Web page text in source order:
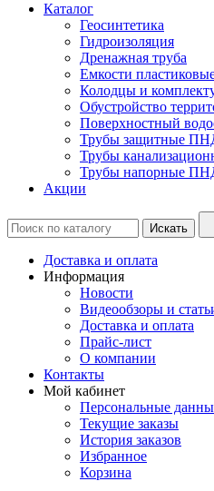
Каталог
Геосинтетика
Гидроизоляция
Дренажная труба
Емкости
Колодцы и
Обустройство
Поверхностный
Трубы защитные
Трубы
Трубы напорные
Акции
Доставка и оплата
Информация
Новости
Видеообзоры и
Доставка и оплата
Прайс-лист
О компании
Контакты
Мой кабинет
Персональные
Текущие заказы
История заказов
Избранное
Корзина